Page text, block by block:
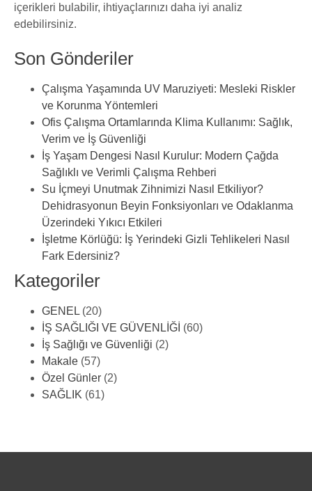
içerikleri bulabilir, ihtiyaçlarınızı daha iyi analiz
edebilirsiniz.
Son Gönderiler
Çalışma Yaşamında UV Maruziyeti: Mesleki Riskler
ve Korunma Yöntemleri
Ofis Çalışma Ortamlarında Klima Kullanımı: Sağlık,
Verim ve İş Güvenliği
İş Yaşam Dengesi Nasıl Kurulur: Modern Çağda
Sağlıklı ve Verimli Çalışma Rehberi
Su İçmeyi Unutmak Zihnimizi Nasıl Etkiliyor?
Dehidrasyonun Beyin Fonksiyonları ve Odaklanma
Üzerindeki Yıkıcı Etkileri
İşletme Körlüğü: İş Yerindeki Gizli Tehlikeleri Nasıl
Fark Edersiniz?
Kategoriler
GENEL (20)
İŞ SAĞLIĞI VE GÜVENLİĞİ (60)
İş Sağlığı ve Güvenliği (2)
Makale (57)
Özel Günler (2)
SAĞLIK (61)